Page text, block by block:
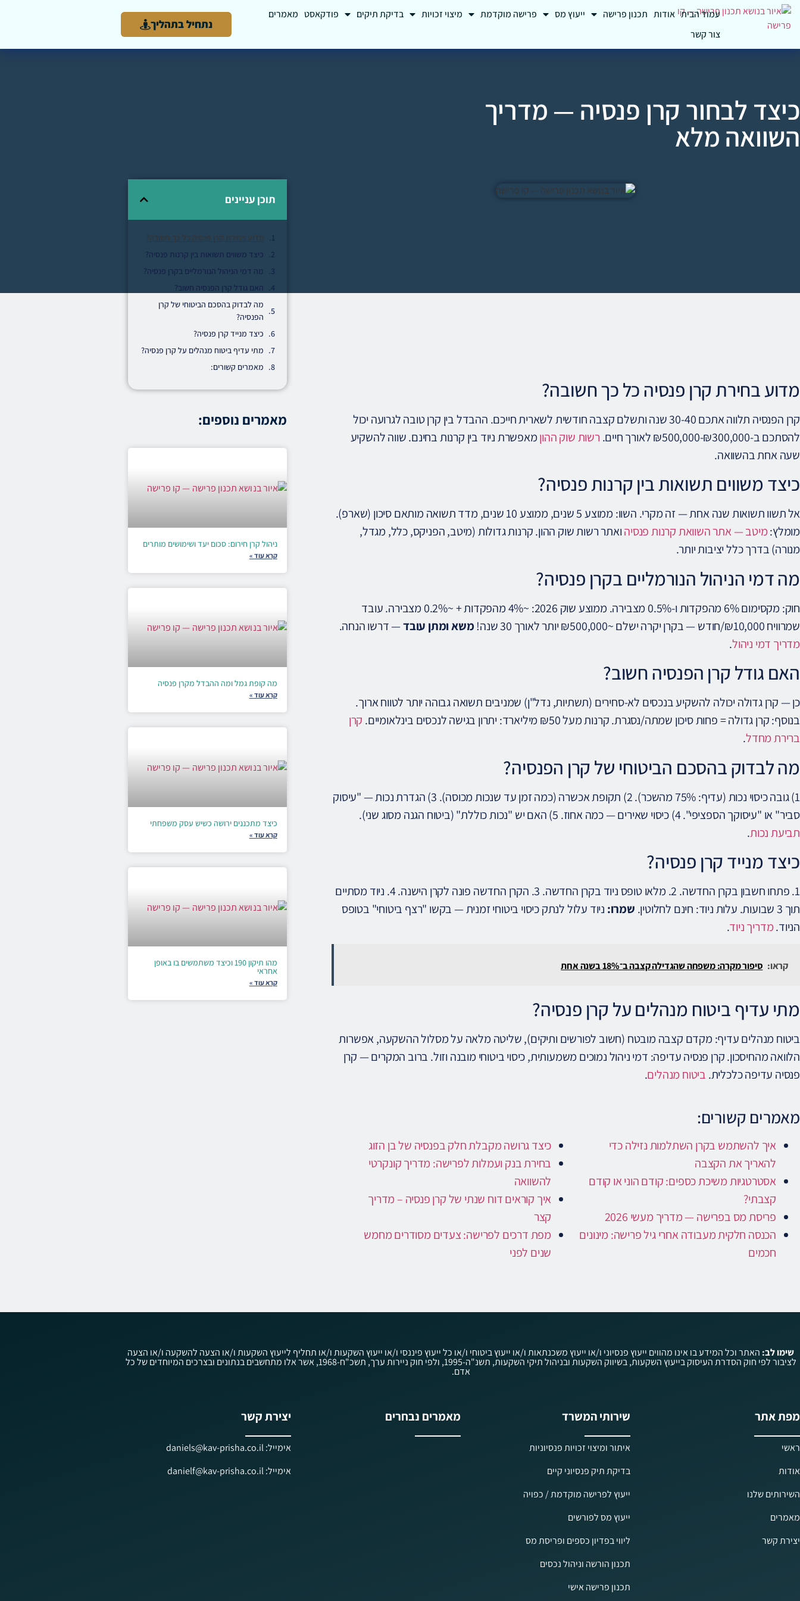
עמוד הבית אודות תכנון פרישה ייעוץ מס פרישה מוקדמת מיצוי זכויות בדיקת תיקים פודקאסט מאמרים
צור קשר
נתחיל בתהליך
כיצד לבחור קרן פנסיה — מדריך
השוואה מלא
מדוע בחירת קרן פנסיה כל כך חשובה?
קרן הפנסיה תלווה אתכם 30-40 שנה ותשלם קצבה חודשית לשארית חייכם. ההבדל בין קרן טובה לגרועה יכול
להסתכם ב-₪300,000-₪500,000 לאורך חיים.
רשות שוק ההוןמאפשרת ניוד בין קרנות בחינם. שווה להשקיע
שעה אחת בהשוואה.
כיצד משווים תשואות בין קרנות פנסיה?
אל תשוו תשואות שנה אחת — זה מקרי. השוו: ממוצע 5 שנים, ממוצע 10 שנים, מדד תשואה מותאם סיכון (שארפ).
מומלץ:מיטב — אתר השוואת קרנות פנסיהואתר רשות שוק ההון. קרנות גדולות (מיטב, הפניקס, כלל, מגדל,
מנורה) בדרך כלל יציבות יותר.
מה דמי הניהול הנורמליים בקרן פנסיה?
חוק: מקסימום 6% מהפקדות ו-0.5% מצבירה. ממוצע שוק 2026: ~4% מהפקדות + ~0.2% מצבירה. עובד
שמרוויח ₪10,000/חודש — בקרן יקרה ישלם ~₪500,000 יותר לאורך 30 שנה!
משא ומתן עובד— דרשו הנחה.
מדריך דמי ניהול.
האם גודל קרן הפנסיה חשוב?
כן — קרן גדולה יכולה להשקיע בנכסים לא-סחירים (תשתיות, נדל"ן) שמניבים תשואה גבוהה יותר לטווח ארוך.
בנוסף: קרן גדולה = פחות סיכון שמתה/נסגרת. קרנות מעל ₪50 מיליארד: יתרון בגישה לנכסים בינלאומיים.
קרן
ברירת מחדל.
מה לבדוק בהסכם הביטוחי של קרן הפנסיה?
1) גובה כיסוי נכות (עדיף: 75% מהשכר). 2) תקופת אכשרה (כמה זמן עד שנכות מכוסה). 3) הגדרת נכות — "עיסוק
סביר" או "עיסוקך הספציפי". 4) כיסוי שאירים — כמה אחוז. 5) האם יש "נכות כוללת" (ביטוח הגנה מסוג שני).
תביעת נכות.
כיצד מנייד קרן פנסיה?
1. פתחו חשבון בקרן החדשה. 2. מלאו טופס ניוד בקרן החדשה. 3. הקרן החדשה פונה לקרן הישנה. 4. ניוד מסתיים
תוך 3 שבועות. עלות ניוד: חינם לחלוטין.
שמרו: ניוד עלול לנתק כיסוי ביטוחי זמנית — בקשו "רצף ביטוחי" בטופס
הניוד.מדריך ניוד.
קראו: סיפור מקרה: משפחה שהגדילה קצבה ב־18% בשנה אחת
מתי עדיף ביטוח מנהלים על קרן פנסיה?
ביטוח מנהלים עדיף: מקדם קצבה מובטח (חשוב לפורשים ותיקים), שליטה מלאה על מסלול ההשקעה, אפשרות
הלוואה מהחיסכון. קרן פנסיה עדיפה: דמי ניהול נמוכים משמעותית, כיסוי ביטוחי מובנה וזול. ברוב המקרים — קרן
פנסיה עדיפה כלכלית. ביטוח מנהלים.
מאמרים קשורים:
איך להשתמש בקרן השתלמות נזילה כדי
להאריך את הקצבה
אסטרטגיות משיכת כספים: קודם הוני או קודם
קצבתי?
פריסת מס בפרישה — מדריך מעשי 2026
הכנסה חלקית מעבודה אחרי גיל פרישה: מינונים
חכמים
כיצד גרושה מקבלת חלק בפנסיה של בן הזוג
בחירת בנק ועמלות לפרישה: מדריך קונקרטי
להשוואה
איך קוראים דוח שנתי של קרן פנסיה – מדריך
קצר
מפת דרכים לפרישה: צעדים מסודרים מחמש
שנים לפני
תוכן עניינים
מדוע בחירת קרן פנסיה כל כך חשובה?
כיצד משווים תשואות בין קרנות פנסיה?
מה דמי הניהול הנורמליים בקרן פנסיה?
האם גודל קרן הפנסיה חשוב?
מה לבדוק בהסכם הביטוחי של קרן
הפנסיה?
כיצד מנייד קרן פנסיה?
מתי עדיף ביטוח מנהלים על קרן פנסיה?
מאמרים קשורים:
מאמרים נוספים:
ניהול קרן חירום: סכום יעד ושימושים מותרים
קרא עוד »
מה קופת גמל ומה ההבדל מקרן פנסיה
קרא עוד »
כיצד מתכננים ירושה כשיש עסק משפחתי
קרא עוד »
מהו תיקון 190 וכיצד משתמשים בו באופן
אחראי
קרא עוד »
שימו לב: האתר וכל המידע בו אינו מהווים ייעוץ פנסיוני ו/או ייעוץ משכנתאות ו/או ייעוץ ביטוחי ו/או כל ייעוץ פיננסי ו/או ייעוץ השקעות ו/או תחליף לייעוץ השקעות ו/או הצעה להשקעה ו/או הצעה
לציבור לפי חוק הסדרת העיסוק בייעוץ השקעות, בשיווק השקעות ובניהול תיקי השקעות, תשנ"ה-1995, ולפי חוק ניירות ערך, תשכ"ח-1968, אשר אלו מתחשבים בנתונים ובצרכים המיוחדים של כל
אדם.
מפת אתר
ראשי
אודות
השירותים שלנו
מאמרים
יצירת קשר
שירותי המשרד
איתור ומיצוי זכויות פנסיוניות
בדיקת תיק פנסיוני קיים
ייעוץ לפרישה מוקדמת / כפויה
ייעוץ מס לפורשים
ליווי בפדיון כספים ופריסת מס
תכנון הורשה וניהול נכסים
תכנון פרישה אישי
מאמרים נבחרים יצירת קשר
אימייל: daniels@kav-prisha.co.il
אימייל: danielf@kav-prisha.co.il